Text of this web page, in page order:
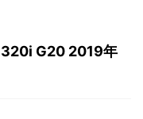
G20 2019年